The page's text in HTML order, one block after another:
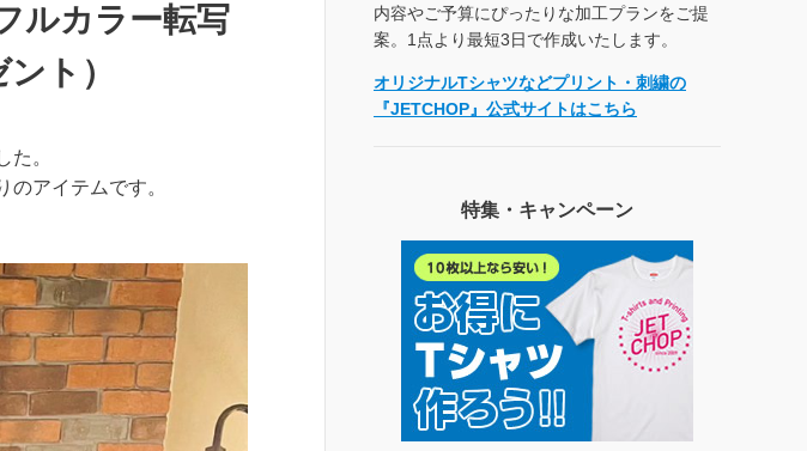
ルカラー転写
ト）
。
アイテムです。
内容やご予算にぴったりな加工プランをご提
案。1点より最短3日で作成いたします。
オリジナルTシャツなどプリント・刺繍の
『JETCHOP』公式サイトはこちら
特集・キャンペーン